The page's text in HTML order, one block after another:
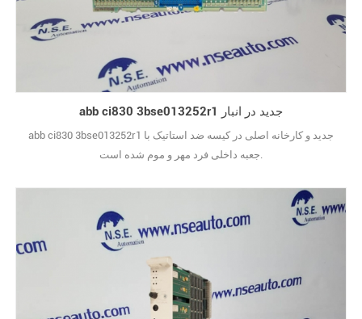
abb ci830 3bse013252r1 جدید در انبار
abb ci830 3bse013252r1 جدید و کارخانه اصلی در کیسه ضد استاتیک با
جعبه داخلی فرد مهر و موم شده است.